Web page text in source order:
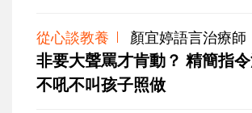
從心談教養 顏宜婷語言治療師
非要大聲罵才肯動？ 精簡指令
不吼不叫孩子照做